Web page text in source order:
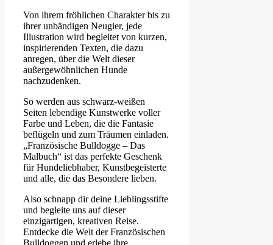
Von ihrem fröhlichen Charakter bis zu
ihrer unbändigen Neugier, jede
Illustration wird begleitet von kurzen,
inspirierenden Texten, die dazu
anregen, über die Welt dieser
außergewöhnlichen Hunde
nachzudenken.
So werden aus schwarz-weißen
Seiten lebendige Kunstwerke voller
Farbe und Leben, die die Fantasie
beflügeln und zum Träumen einladen.
„Französische Bulldogge – Das
Malbuch“ ist das perfekte Geschenk
für Hundeliebhaber, Kunstbegeisterte
und alle, die das Besondere lieben.
Also schnapp dir deine Lieblingsstifte
und begleite uns auf dieser
einzigartigen, kreativen Reise.
Entdecke die Welt der Französischen
Bulldoggen und erlebe ihre